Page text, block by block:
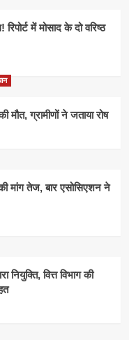
में मोसाद के दो वरिष्ठ
ग्रामीणों ने जताया रोष
मांग तेज, बार एसोसिएशन ने
नियुक्ति, वित्त विभाग की